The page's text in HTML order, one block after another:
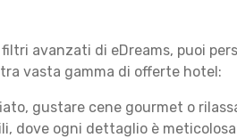
avanzati di eDreams, puoi
vasta gamma di offerte hotel:
gustare cene gourmet o
dove ogni dettaglio è